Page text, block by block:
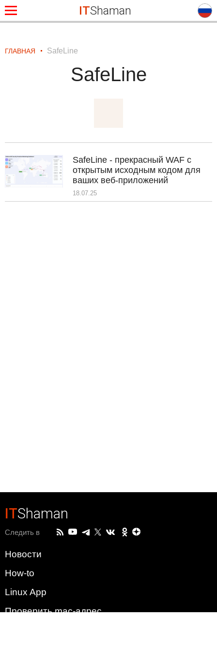
ITShaman
ГЛАВНАЯ SafeLine
SafeLine
SafeLine - прекрасный WAF с
открытым исходным кодом для
ваших веб-приложений
18.07.25
ITShaman
Следить в
Новости
How-to
Linux App
Проверить mac-адрес